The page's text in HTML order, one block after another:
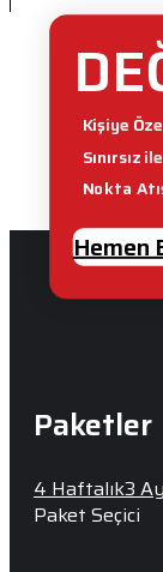
Kişiye
Sınırsız
Nokta
Hemen
Paketler
4 Haftalık3
Paket Seçici